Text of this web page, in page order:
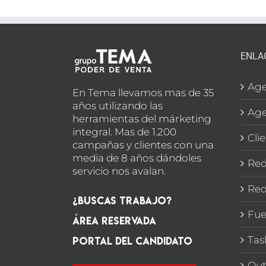
En Tema llevamos mas de 35
años utilizando las
herramientas del márketing
integral. Mas de 1.200
campañas y clientes con una
media de 8 años dándoles
servicio nos avalan.
¿Buscas Trabajo?
Área Reservada
Portal del candidato